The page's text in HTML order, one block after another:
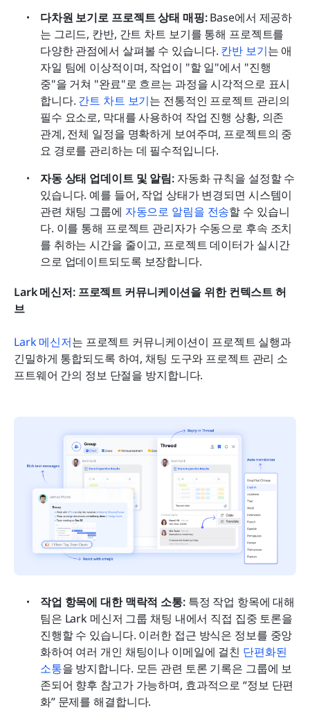
다차원 보기로 프로젝트 상태 매핑: Base에서 제공하
는 그리드, 칸반, 간트 차트 보기를 통해 프로젝트를
다양한 관점에서 살펴볼 수 있습니다. 칸반 보기는 애
자일 팀에 이상적이며, 작업이 "할 일"에서 "진행
중"을 거쳐 "완료"로 흐르는 과정을 시각적으로 표시
합니다. 간트 차트 보기는 전통적인 프로젝트 관리의
필수 요소로, 막대를 사용하여 작업 진행 상황, 의존
관계, 전체 일정을 명확하게 보여주며, 프로젝트의 중
요 경로를 관리하는 데 필수적입니다.
자동 상태 업데이트 및 알림: 자동화 규칙을 설정할 수
있습니다. 예를 들어, 작업 상태가 변경되면 시스템이
관련 채팅 그룹에 자동으로 알림을 전송할 수 있습니
다. 이를 통해 프로젝트 관리자가 수동으로 후속 조치
를 취하는 시간을 줄이고, 프로젝트 데이터가 실시간
으로 업데이트되도록 보장합니다.
Lark 메신저: 프로젝트 커뮤니케이션을 위한 컨텍스트 허
브
Lark 메신저는 프로젝트 커뮤니케이션이 프로젝트 실행과
긴밀하게 통합되도록 하여, 채팅 도구와 프로젝트 관리 소
프트웨어 간의 정보 단절을 방지합니다.
작업 항목에 대한 맥락적 소통: 특정 작업 항목에 대해
팀은 Lark 메신저 그룹 채팅 내에서 직접 집중 토론을
진행할 수 있습니다. 이러한 접근 방식은 정보를 중앙
화하여 여러 개인 채팅이나 이메일에 걸친 단편화된
소통을 방지합니다. 모든 관련 토론 기록은 그룹에 보
존되어 향후 참고가 가능하며, 효과적으로 “정보 단편
화” 문제를 해결합니다.